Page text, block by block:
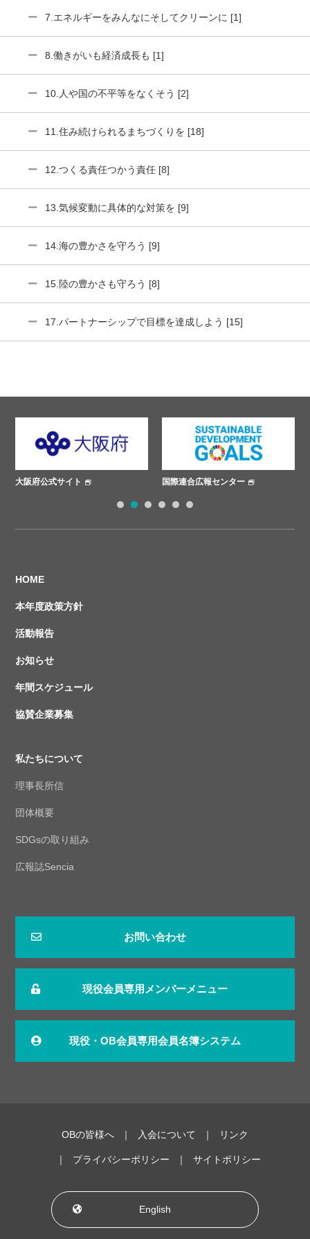
7.エネルギーをみんなにそしてクリーンに [1]
8.働きがいも経済成長も [1]
10.人や国の不平等をなくそう [2]
11.住み続けられるまちづくりを [18]
12.つくる責任つかう責任 [8]
13.気候変動に具体的な対策を [9]
14.海の豊かさを守ろう [9]
15.陸の豊かさも守ろう [8]
17.パートナーシップで目標を達成しよう [15]
国際連合広報センター ささえあいプロジェクト
HOME
本年度政策方針
活動報告
お知らせ
年間スケジュール
協賛企業募集
私たちについて
理事長所信
団体概要
SDGsの取り組み
広報誌Sencia
お問い合わせ
現役会員専用メンバーメニュー
現役・OB会員専用会員名簿システム
OBの皆様へ 入会について リンク
プライバシーポリシー サイトポリシー
English